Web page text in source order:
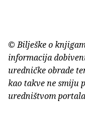
© Bilješke o
informacija
uredničke obrade
kao takve ne smiju
uredništvom